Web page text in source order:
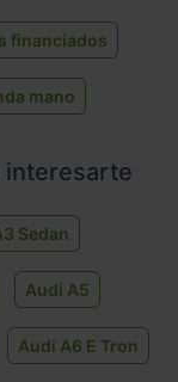
financiados
mano
interesarte
Sedan
Audi A5
Audi A6 E Tron